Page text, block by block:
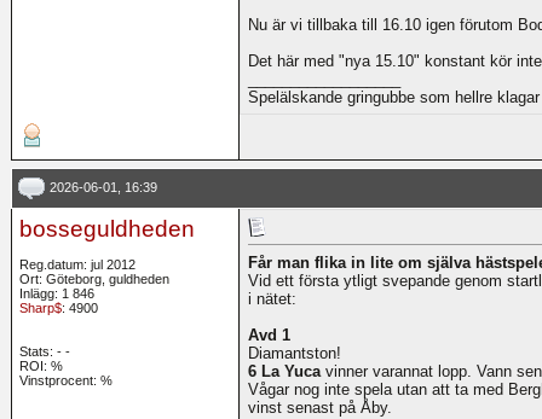
Nu är vi tillbaka till 16.10 igen förutom
Det här med "nya 15.10" konstant kör
Spelälskande gringubbe som hellre
2026-06-01, 16:39
bosseguldheden
Reg.datum: jul 2012
Ort: Göteborg, guldheden
Inlägg: 1 846
Sharp$: 4900
Stats: - -
ROI: %
Vinstprocent: %
Får man flika in lite om själva
Vid ett första ytligt svepande genom
i nätet:
Avd 1
Diamantston!
6 La Yucavinner varannat lopp. Vann
Vågar nog inte spela utan att ta med
vinst senast på Åby.